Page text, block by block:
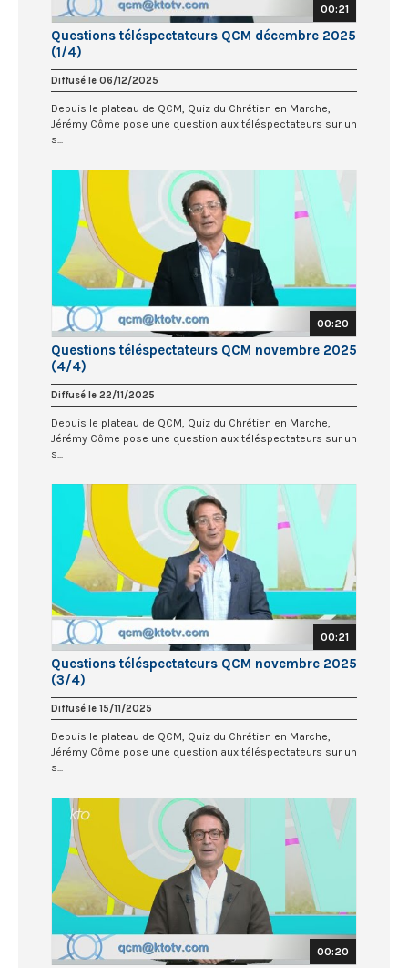
00:21
Questions téléspectateurs QCM décembre 2025
(1/4)
Diffusé le 06/12/2025
Depuis le plateau de QCM, Quiz du Chrétien en Marche,
Jérémy Côme pose une question aux téléspectateurs sur un
s...
00:20
Questions téléspectateurs QCM novembre 2025
(4/4)
Diffusé le 22/11/2025
Depuis le plateau de QCM, Quiz du Chrétien en Marche,
Jérémy Côme pose une question aux téléspectateurs sur un
s...
00:21
Questions téléspectateurs QCM novembre 2025
(3/4)
Diffusé le 15/11/2025
Depuis le plateau de QCM, Quiz du Chrétien en Marche,
Jérémy Côme pose une question aux téléspectateurs sur un
s...
00:20